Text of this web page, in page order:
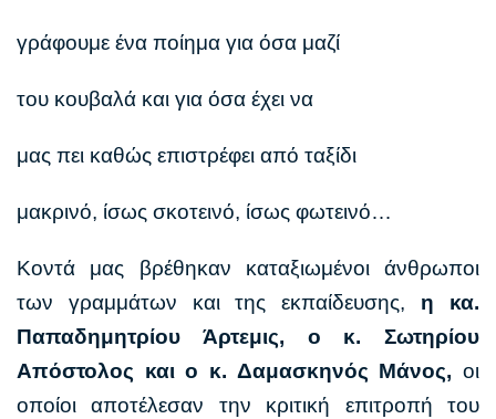
γράφουμε ένα ποίημα για όσα μαζί
του κουβαλά και για όσα έχει να
μας πει καθώς επιστρέφει από ταξίδι
μακρινό, ίσως σκοτεινό, ίσως φωτεινό…
Κοντά μας βρέθηκαν καταξιωμένοι άνθρωποι
των γραμμάτων και της εκπαίδευσης, η κα.
Παπαδημητρίου Άρτεμις, ο κ. Σωτηρίου
Απόστολος και ο κ. Δαμασκηνός Μάνος, οι
οποίοι αποτέλεσαν την κριτική επιτροπή του